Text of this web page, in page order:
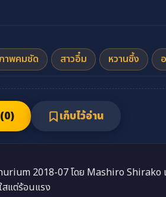
าพคมชัด สาวอึ๋ม หวานซึ้ง
0) เก็บไว้อ่าน
2018-07 โดย Mashiro Shirako
สแต่ร้อนแรง